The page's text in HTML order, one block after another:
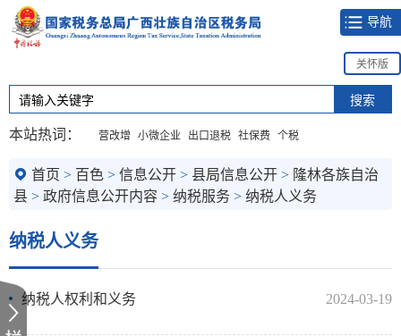
导航
关怀版
本站热词： 营改增 小微企业 出口退税 社保费 个税
首页 > 百色 > 信息公开 > 县局信息公开 > 隆林各族自治
县 > 政府信息公开内容 > 纳税服务 > 纳税人义务
纳税人义务
2024-03-19
纳税人权利和义务